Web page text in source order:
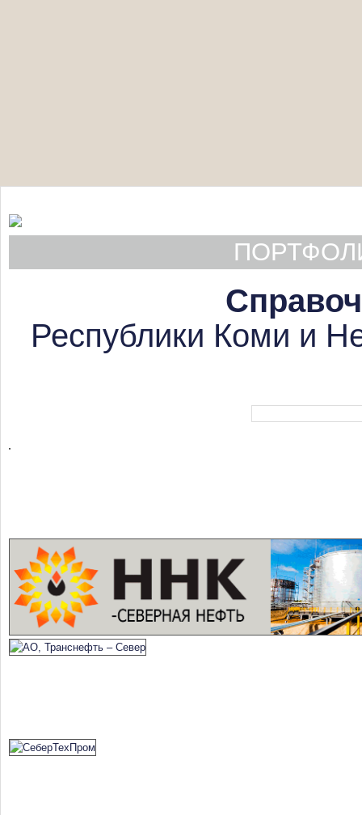
Республики Коми и